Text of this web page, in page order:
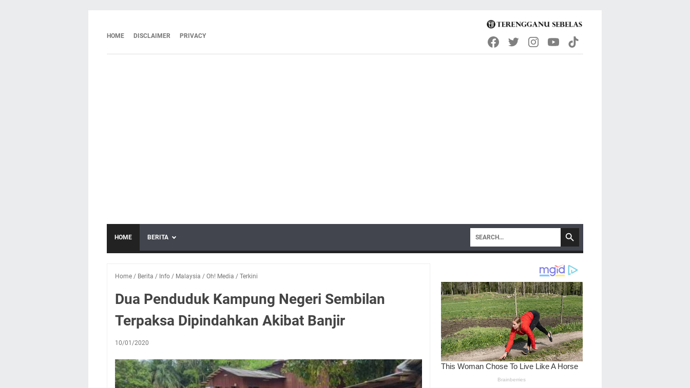
HOME DISCLAIMER PRIVACY
HOME BERITA
Home / Berita / Info / Malaysia / Oh! Media / Terkini
Dua Penduduk Kampung Negeri Sembilan
Terpaksa Dipindahkan Akibat Banjir
10/01/2020